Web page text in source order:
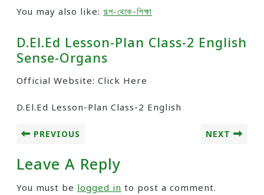
You may also like: গল্প-থেকে-শিক্ষা
D.El.Ed Lesson-Plan Class-2 English
Sense-Organs
Official Website: Click Here
D.El.Ed Lesson-Plan Class-2 English
PREVIOUS NEXT
Leave A Reply
You must be logged in to post a comment.